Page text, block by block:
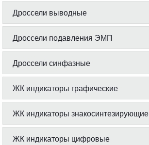
Дроссели выводные
Дроссели подавления ЭМП
Дроссели синфазные
ЖК индикаторы графические
ЖК индикаторы знакосинтезирующие
ЖК индикаторы цифровые